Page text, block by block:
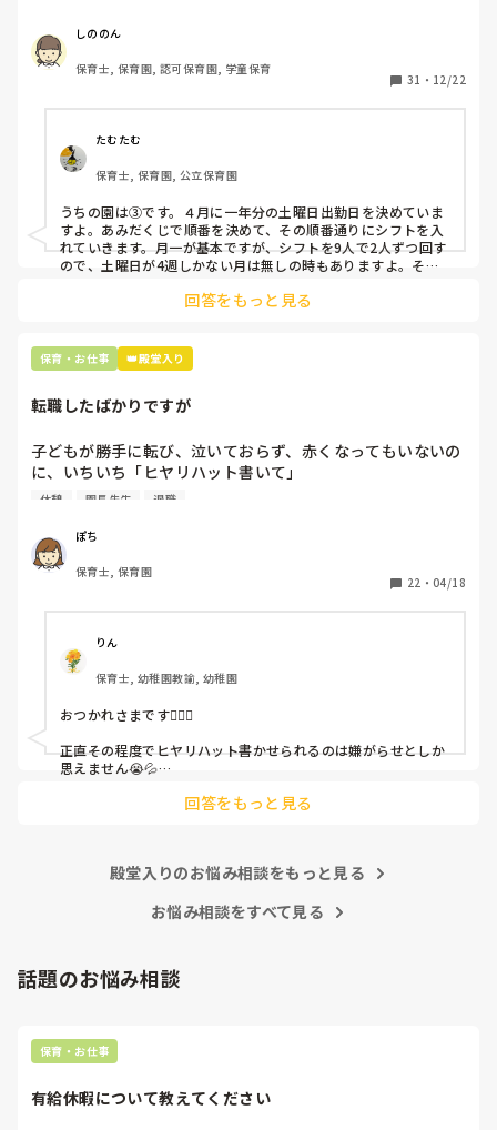
て入職しているはずですが、いざ勤務が始まると一日も土曜
出勤が出来ない方ばかりです。
①土曜日の希望休は2日まで、と制限をかける
②毎月、必ず土曜保育に入ることのできる日を1日だけピッ
クアップしてもらう
③仮シフトが出た時、土曜出勤が難しければ自身で代わりの
人を交渉して見つけてもらう
上記のいずれかの対策を取り入れることを考えています。
しののん
保育士, 保育園, 認可保育園, 学童保育
31 ・ 12/22
たむたむ
保育士, 保育園, 公立保育園
うちの園は③です。４月に一年分の土曜日出勤日を決めていま
すよ。あみだくじで順番を決めて、その順番通りにシフトを入
れていきます。月一が基本ですが、シフトを9人で2人ずつ回す
ので、土曜日が4週しかない月は無しの時もありますよ。その
て貰い、主任に報告してます。
回答をもっと見る
保育・お仕事 👑殿堂入り
転職したばかりですが
子どもが勝手に転び、泣いておらず、赤くなってもいないの
に、いちいち「ヒヤリハット書いて」
と書かされ
（そう言う本人は書かない）
しかも、上司に↑この内容でも
ちゃんと考えて対策を練って書き込むようにと。
呼ばれて一緒に対策を考えさせられること多数
これだけで30〜40分拘束されて辛いです
皆さんの園はどうですか?
休憩 園長先生 退職
ぽち
保育士, 保育園
22 ・ 04/18
りん
保育士, 幼稚園教諭, 幼稚園
おつかれさまです🙇🏻‍♀️
正直その程度でヒヤリハット書かせられるのは嫌がらせとしか
思えません😭💦
回答をもっと見る
殿堂入りのお悩み相談をもっと見る
お悩み相談をすべて見る
話題のお悩み相談
保育・お仕事
有給休暇について教えてください